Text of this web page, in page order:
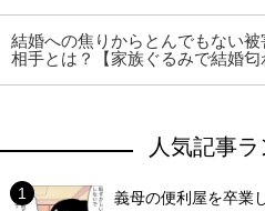
結婚への焦りからとんでもない
相手とは？【家族ぐるみで結婚
人気記事
義母の便利屋を卒業